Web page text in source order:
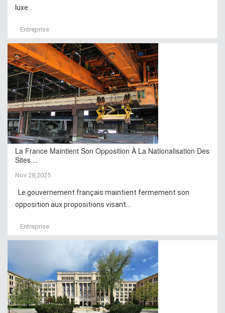
luxe...
Entreprise
La France Maintient Son Opposition À La Nationalisation Des
Sites…
Nov 28,2025
Le gouvernement français maintient fermement son
opposition aux propositions visant...
Entreprise